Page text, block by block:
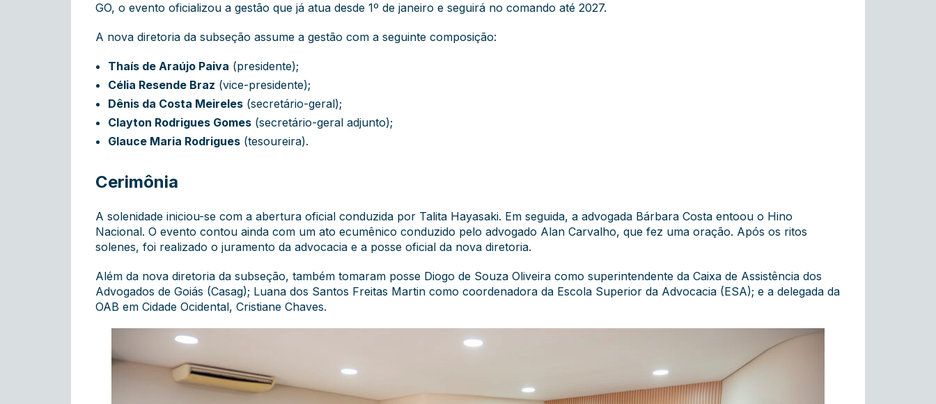
GO, o evento oficializou a gestão que já atua desde 1º de janeiro e seguirá no comando até 2027.
A nova diretoria da subseção assume a gestão com a seguinte composição:
Thaís de Araújo Paiva (presidente);
Célia Resende Braz (vice-presidente);
Dênis da Costa Meireles (secretário-geral);
Clayton Rodrigues Gomes (secretário-geral adjunto);
Glauce Maria Rodrigues (tesoureira).
Cerimônia
A solenidade iniciou-se com a abertura oficial conduzida por Talita Hayasaki. Em seguida, a advogada Bárbara Costa entoou o Hino
Nacional. O evento contou ainda com um ato ecumênico conduzido pelo advogado Alan Carvalho, que fez uma oração. Após os ritos
solenes, foi realizado o juramento da advocacia e a posse oficial da nova diretoria.
Além da nova diretoria da subseção, também tomaram posse Diogo de Souza Oliveira como superintendente da Caixa de Assistência dos
Advogados de Goiás (Casag); Luana dos Santos Freitas Martin como coordenadora da Escola Superior da Advocacia (ESA); e a delegada da
OAB em Cidade Ocidental, Cristiane Chaves.